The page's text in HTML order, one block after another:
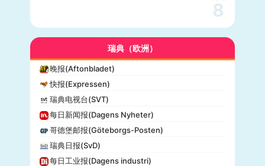
8
瑞典（欧洲）
晚报(Aftonbladet)
快报(Expressen)
瑞典电视台(SVT)
每日新闻报(Dagens Nyheter)
哥德堡邮报(Göteborgs-Posten)
瑞典日报(SvD)
每日工业报(Dagens industri)